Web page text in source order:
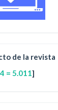
de la revista
= 5.011]